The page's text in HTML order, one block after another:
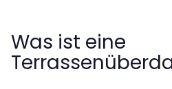
Was ist eine